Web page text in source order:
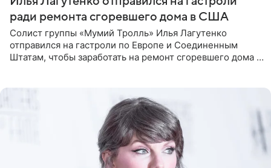
ради ремонта сгоревшего дома в США
Солист группы «Мумий Тролль» Илья Лагутенко
отправился на гастроли по Европе и Соединенным
Штатам, чтобы заработать на ремонт сгоревшего дома в